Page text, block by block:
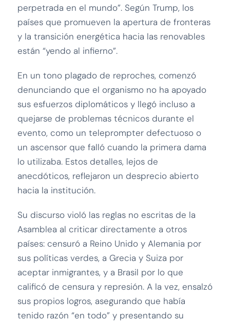
perpetrada en el mundo”. Según Trump, los
países que promueven la apertura de fronteras
y la transición energética hacia las renovables
están “yendo al infierno”.
En un tono plagado de reproches, comenzó
denunciando que el organismo no ha apoyado
sus esfuerzos diplomáticos y llegó incluso a
quejarse de problemas técnicos durante el
evento, como un teleprompter defectuoso o
un ascensor que falló cuando la primera dama
lo utilizaba. Estos detalles, lejos de
anecdóticos, reflejaron un desprecio abierto
hacia la institución.
Su discurso violó las reglas no escritas de la
Asamblea al criticar directamente a otros
países: censuró a Reino Unido y Alemania por
sus políticas verdes, a Grecia y Suiza por
aceptar inmigrantes, y a Brasil por lo que
calificó de censura y represión. A la vez, ensalzó
sus propios logros, asegurando que había
tenido razón “en todo” y presentando su